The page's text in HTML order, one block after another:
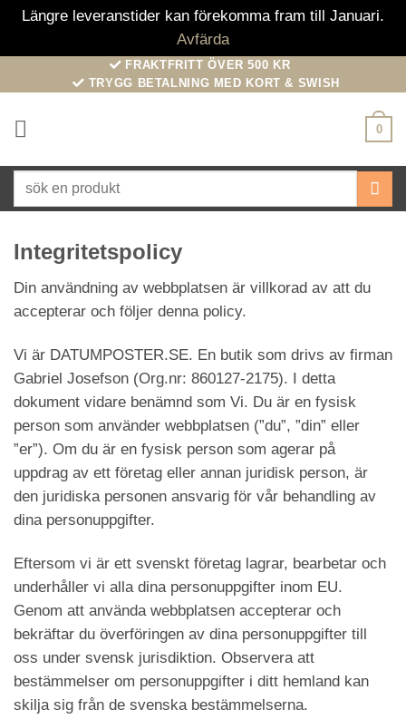
Längre leveranstider kan förekomma fram till Januari.
Avfärda
to
FRAKTFRITT ÖVER 500 KR
TRYGG BETALNING MED KORT & SWISH
0
Sök
Integritetspolicy
Din användning av webbplatsen är villkorad av att du
accepterar och följer denna policy.
Vi är DATUMPOSTER.SE. En butik som drivs av firman
Gabriel Josefson (Org.nr: 860127-2175). I detta
dokument vidare benämnd som Vi. Du är en fysisk
person som använder webbplatsen (”du”, ”din” eller
”er”). Om du är en fysisk person som agerar på
uppdrag av ett företag eller annan juridisk person, är
den juridiska personen ansvarig för vår behandling av
dina personuppgifter.
Eftersom vi är ett svenskt företag lagrar, bearbetar och
underhåller vi alla dina personuppgifter inom EU.
Genom att använda webbplatsen accepterar och
bekräftar du överföringen av dina personuppgifter till
oss under svensk jurisdiktion. Observera att
bestämmelser om personuppgifter i ditt hemland kan
skilja sig från de svenska bestämmelserna.